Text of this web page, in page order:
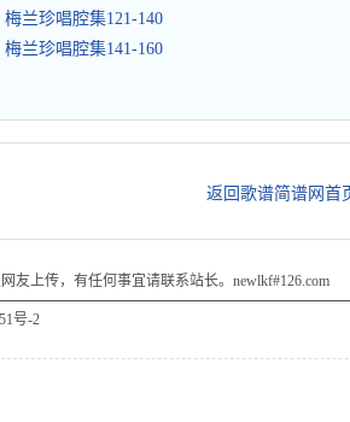
兰珍唱腔集121-140
兰珍唱腔集141-160
返回歌谱简谱网首
友上传，有任何事宜请联系站长。newlkf#126.com
号-2